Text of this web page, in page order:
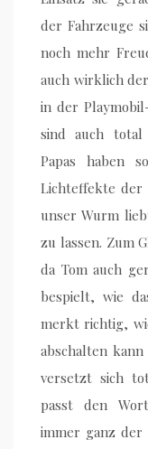
der Fahrzeuge
noch mehr
auch wirklich
in der
sind auch total
Papas haben
Lichteffekte
unser Wurm
zu lassen. Zum
da Tom auch
bespielt, wie
merkt richtig,
abschalten
versetzt sich
passt den
immer ganz der